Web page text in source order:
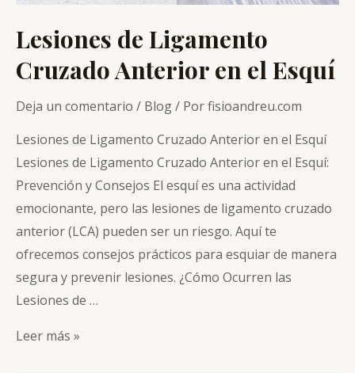
Lesiones de Ligamento
Cruzado Anterior en el Esquí
Deja un comentario / Blog/ Porfisioandreu.com
Lesiones de Ligamento Cruzado Anterior en el Esquí
Lesiones de Ligamento Cruzado Anterior en el Esquí:
Prevención y Consejos El esquí es una actividad
emocionante, pero las lesiones de ligamento cruzado
anterior (LCA) pueden ser un riesgo. Aquí te
ofrecemos consejos prácticos para esquiar de manera
segura y prevenir lesiones. ¿Cómo Ocurren las
Lesiones de …
Lesiones
Leer más »